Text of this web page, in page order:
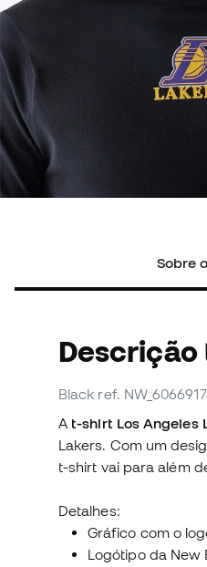
Sobre
Descrição
Black ref.
A t-shirt Los Angeles
Lakers. Com um
t-shirt vai para além
Detalhes:
Gráfico com o
Logótipo da New